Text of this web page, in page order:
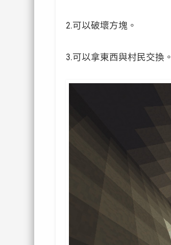
2.可以破壞方塊。
3.可以拿東西與村民交換。